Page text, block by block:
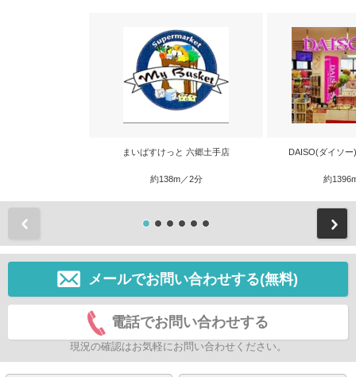
まいばすけっと 六郷土手店
約138m／2分
DAISO(ダイソ
約
メールでお問い合わせする(無料)
電話でお問い合わせする
現況の確認はお気軽にお問い合わせください。